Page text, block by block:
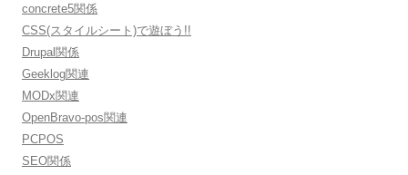
concrete5関係
CSS(スタイルシート)で遊ぼう!!
Drupal関係
Geeklog関連
MODx関連
OpenBravo-pos関連
PCPOS
SEO関係